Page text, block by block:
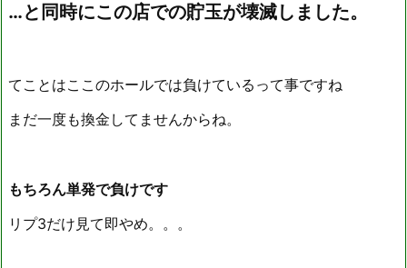
…と同時にこの店での貯玉が壊滅しました。
てことはここのホールでは負けているって事ですね
まだ一度も換金してませんからね。
もちろん単発で負けです
リプ3だけ見て即やめ。。。